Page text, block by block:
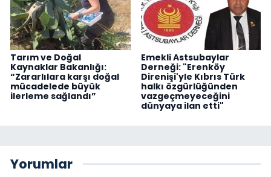
Tarım ve Doğal
Kaynaklar Bakanlığı:
“Zararlılara karşı doğal
mücadelede büyük
ilerleme sağlandı”
Emekli Astsubaylar
Derneği: "Erenköy
Direnişi'yle Kıbrıs Türk
halkı özgürlüğünden
vazgeçmeyeceğini
dünyaya ilan etti"
Yorumlar